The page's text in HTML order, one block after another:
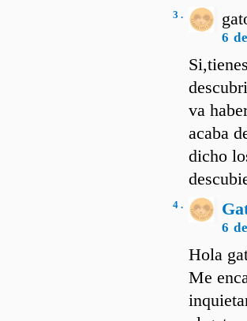
3 .
6
va
acaba
dicho
4 .
6
Hola
Me